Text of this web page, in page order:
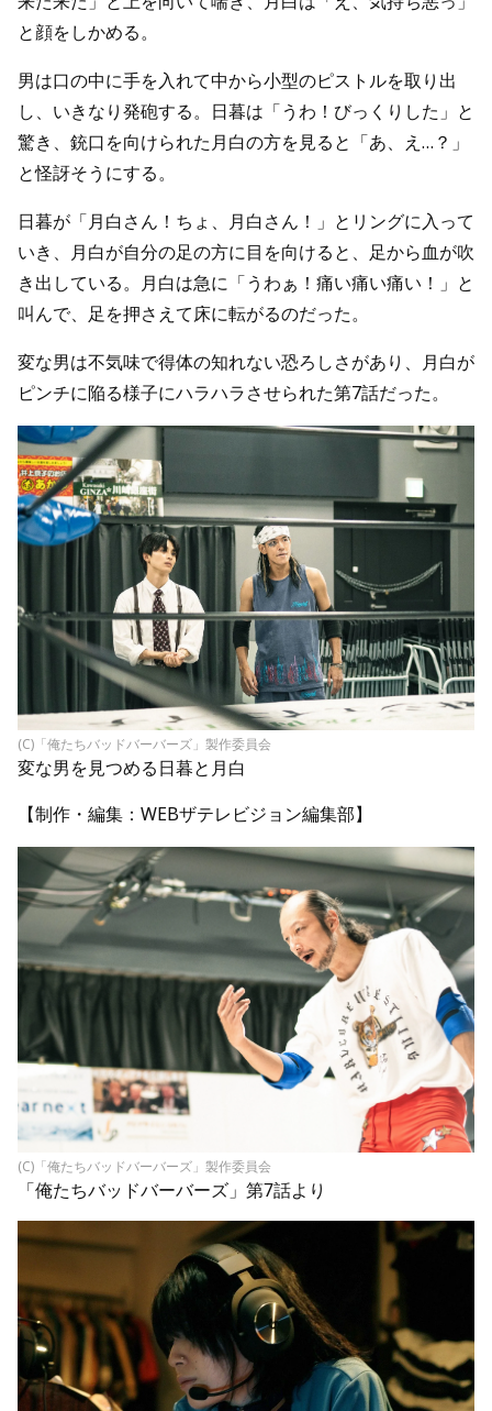
と顔をしかめる。
男は口の中に手を入れて中から小型のピストルを取り出
し、いきなり発砲する。日暮は「うわ！びっくりした」と
驚き、銃口を向けられた月白の方を見ると「あ、え…？」
と怪訝そうにする。
日暮が「月白さん！ちょ、月白さん！」とリングに入って
いき、月白が自分の足の方に目を向けると、足から血が吹
き出している。月白は急に「うわぁ！痛い痛い痛い！」と
叫んで、足を押さえて床に転がるのだった。
変な男は不気味で得体の知れない恐ろしさがあり、月白が
ピンチに陥る様子にハラハラさせられた第7話だった。
(C)「俺たちバッドバーバーズ」製作委員会
変な男を見つめる日暮と月白
【制作・編集：WEBザテレビジョン編集部】
(C)「俺たちバッドバーバーズ」製作委員会
「俺たちバッドバーバーズ」第7話より